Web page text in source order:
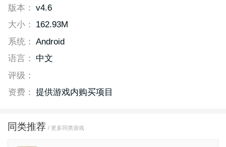
版本： v4.6
大小：
162.93M
系统： Android
语言：
中文
评级：
资费： 提供游戏内购买项目
同类推荐 / 更多同类游戏